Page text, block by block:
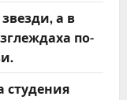
а в
по-
студения